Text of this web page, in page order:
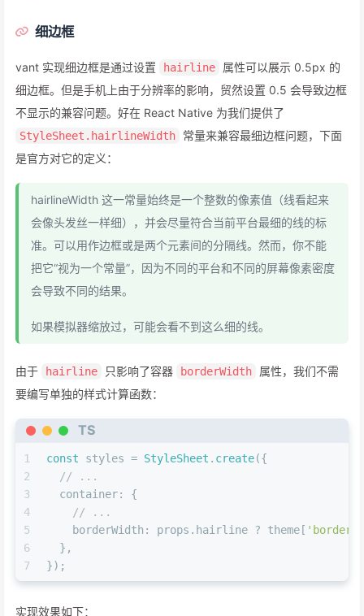
24
26
  }
  }
细边框
vant 实现细边框是通过设置 hairline
属性可以展示 0.5px 的
细边框。但是手机上由于分辨率的影响，贸然设置 0.5 会导致边框
不显示的兼容问题。好在 React Native 为我们提供了
StyleSheet.hairlineWidth
常量来兼容最细边框问题，下面
是官方对它的定义：
hairlineWidth 这一常量始终是一个整数的像素值（线看起来
会像头发丝一样细），并会尽量符合当前平台最细的线的标
准。可以用作边框或是两个元素间的分隔线。然而，你不能
把它“视为一个常量”，因为不同的平台和不同的屏幕像素密度
会导致不同的结果。
如果模拟器缩放过，可能会看不到这么细的线。
由于 hairline 只影响了容器 borderWidth
属性，我们不需
要编写单独的样式计算函数：
TS
1
2
3
4
5
6
7
const styles = StyleSheet . create({
// ...
container: {
// ...
borderWidth : props. hairline ? theme[
  },
});
实现效果如下：